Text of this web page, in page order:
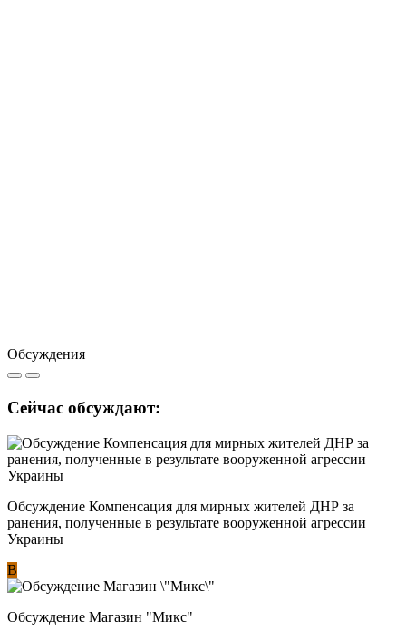
Обсуждения
Сейчас обсуждают:
Обсуждение Компенсация для мирных жителей ДНР за
ранения, полученные в результате вооруженной агрессии
Украины
В
Обсуждение Магазин "Микс"